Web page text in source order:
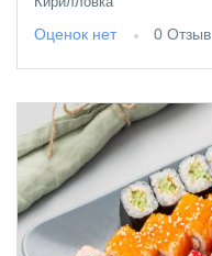
Оценок нет 0 Отзыв